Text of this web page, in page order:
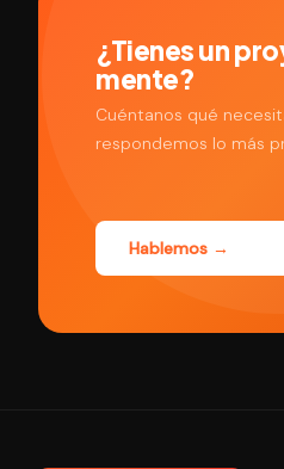
¿Tienes un
mente?
Cuéntanos qué
respondemos lo más
Hablemos →